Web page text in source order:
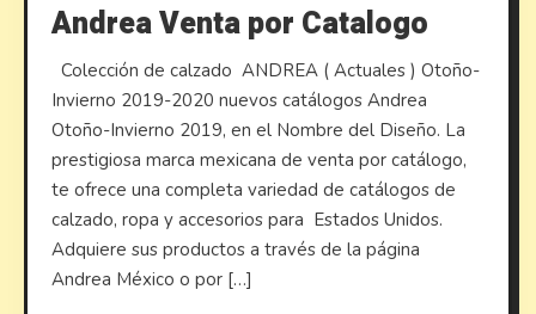
Andrea Venta por Catalogo
Colección de calzado ANDREA ( Actuales ) Otoño-
Invierno 2019-2020 nuevos catálogos Andrea
Otoño-Invierno 2019, en el Nombre del Diseño. La
prestigiosa marca mexicana de venta por catálogo,
te ofrece una completa variedad de catálogos de
calzado, ropa y accesorios para Estados Unidos.
Adquiere sus productos a través de la página
Andrea México o por […]